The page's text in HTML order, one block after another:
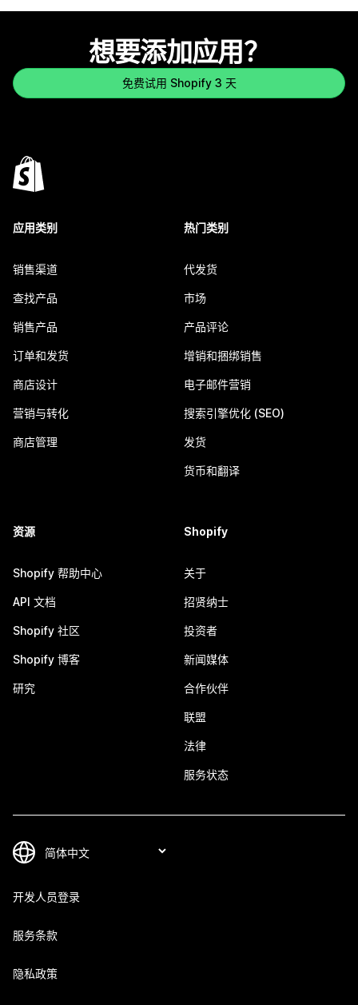
想要添加应用？
免费试用 Shopify 3 天
应用类别
销售渠道
查找产品
销售产品
订单和发货
商店设计
营销与转化
商店管理
热门类别
代发货
市场
产品评论
增销和捆绑销售
电子邮件营销
搜索引擎优化 (SEO)
发货
货币和翻译
资源
Shopify 帮助中心
API 文档
Shopify 社区
Shopify 博客
研究
Shopify
关于
招贤纳士
投资者
新闻媒体
合作伙伴
联盟
法律
服务状态
开发人员登录
服务条款
隐私政策